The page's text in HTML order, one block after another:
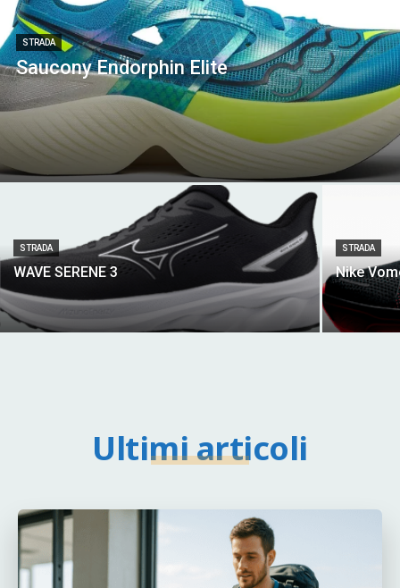
STRADA
Saucony Endorphin Elite
STRADA
WAVE SERENE 3
STRADA
Nike
Ultimi articoli